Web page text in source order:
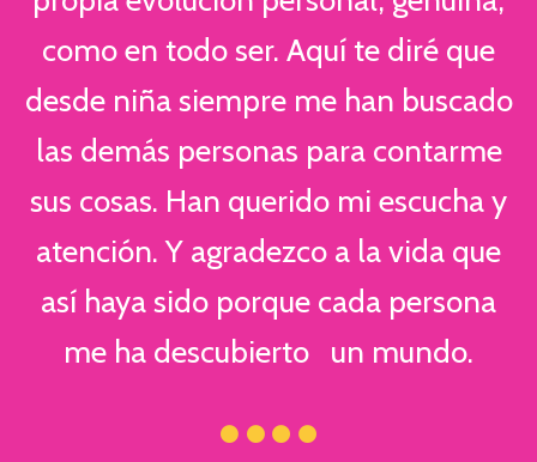
como en todo ser. Aquí te diré que
desde niña siempre me han buscado
las demás personas para contarme
sus cosas. Han querido mi escucha y
atención. Y agradezco a la vida que
así haya sido porque cada persona
me ha descubierto un mundo.